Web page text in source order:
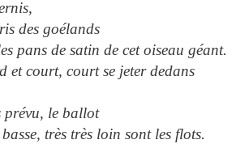
des goélands
pans de satin de cet oiseau géant.
et court, court se jeter dedans
le ballot
très très loin sont les flots.